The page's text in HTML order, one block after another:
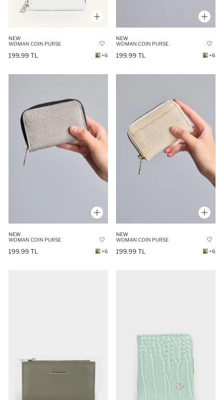
NEW
WOMAN COIN PURSE
199.99 TL +6
NEW
WOMAN COIN PURSE
199.99 TL +6
NEW
WOMAN COIN PURSE
199.99 TL +6
NEW
WOMAN COIN PURSE
199.99 TL +6